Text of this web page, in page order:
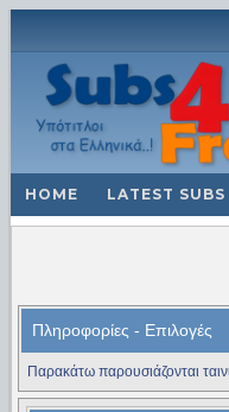
HOME LATEST SUBS
Πληροφορίες - Επιλογές
Παρακάτω παρουσιάζονται